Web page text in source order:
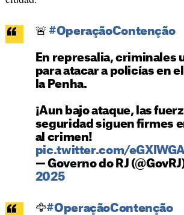
🚨 #OperaçãoContenção
En represalia, criminales
para atacar a policías en
la Penha.
¡Aun bajo ataque, las
seguridad siguen firmes
al crimen!
pic.twitter.com/
— Governo do RJ
2025
🦅#OperaçãoContenção